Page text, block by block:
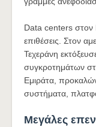
Data centers στον
επιθέσεις. Στον
Τεχεράνη
συγκροτημάτων
Εμιράτα,
συστήματα,
Μεγάλες